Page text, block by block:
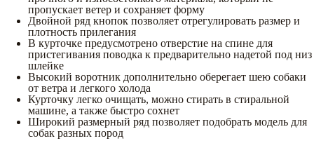
пропускает ветер и сохраняет форму
Двойной ряд кнопок позволяет отрегулировать размер и
плотность прилегания
В курточке предусмотрено отверстие на спине для
пристегивания поводка к предварительно надетой под низ
шлейке
Высокий воротник дополнительно оберегает шею собаки
от ветра и легкого холода
Курточку легко очищать, можно стирать в стиральной
машине, а также быстро сохнет
Широкий размерный ряд позволяет подобрать модель для
собак разных пород